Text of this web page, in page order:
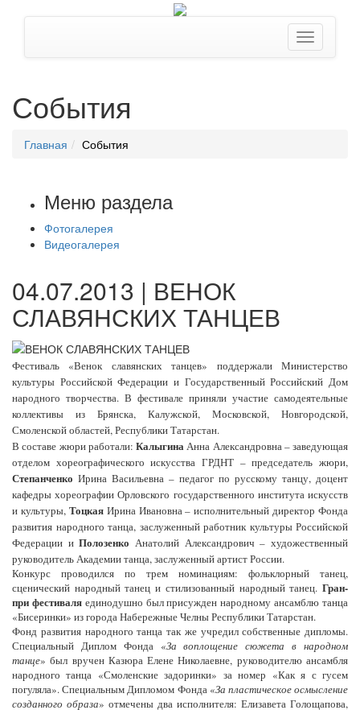
События
Главная События
Меню раздела
Фотогалерея
Видеогалерея
04.07.2013 | ВЕНОК
СЛАВЯНСКИХ ТАНЦЕВ
Фестиваль «Венок славянских танцев» поддержали Министерство
культуры Российской Федерации и Государственный Российский Дом
народного творчества. В фестивале приняли участие самодеятельные
коллективы из Брянска, Калужской, Московской, Новгородской,
Смоленской областей, Республики Татарстан.
В составе жюри работали: Калыгина Анна Александровна – заведующая
отделом хореографического искусства ГРДНТ – председатель жюри,
Степанченко Ирина Васильевна – педагог по русскому танцу, доцент
кафедры хореографии Орловского государственного института искусств
и культуры, Тоцкая Ирина Ивановна – исполнительный директор Фонда
развития народного танца, заслуженный работник культуры Российской
Федерации иПолозенко Анатолий Александрович – художественный
руководитель Академии танца, заслуженный артист России.
Конкурс проводился по трем номинациям: фольклорный танец,
сценический народный танец и стилизованный народный танец. Гран-
при фестиваляединодушно был присужден народному ансамблю танца
«Бисеринки» из города Набережные Челны Республики Татарстан.
Фонд развития народного танца так же учредил собственные дипломы.
Специальный Диплом Фонда «За воплощение сюжета в народном
танце» был вручен Казюра Елене Николаевне, руководителю ансамбля
народного танца «Смоленские задоринки» за номер «Как я с гусем
погуляла». Специальным Дипломом Фонда «За пластическое осмысление
созданного образа» отмечены два исполнителя: Елизавета Голощапова,